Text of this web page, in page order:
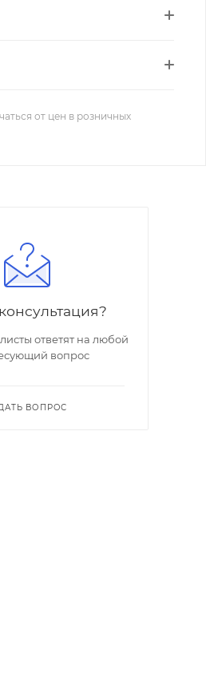
от цен в розничных
ответят на любой
вопрос
ВОПРОС